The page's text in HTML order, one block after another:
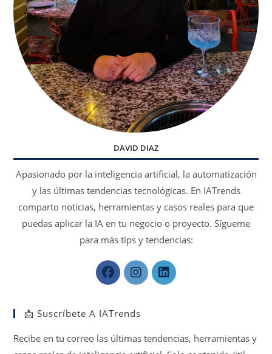
DAVID DIAZ
Apasionado por la inteligencia artificial, la automatización
y las últimas tendencias tecnológicas. En IATrends
comparto noticias, herramientas y casos reales para que
puedas aplicar la IA en tu negocio o proyecto. Sígueme
para más tips y tendencias:
Se
abre
una
pestaña
Se
abre
pestaña
Se
pestaña
📩 Suscríbete A IATrends
Recibe en tu correo las últimas tendencias, herramientas y